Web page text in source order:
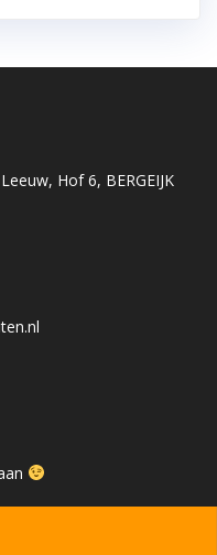
Hof 6, BERGEIJK